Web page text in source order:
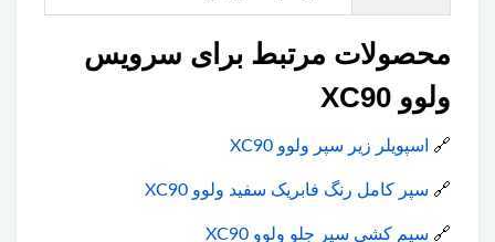
محصولات مرتبط برای سرویس
ولوو XC90
🔗 اسپویلر زیر سپر ولوو XC90
🔗 سپر کامل رنگ فابریک سفید ولوو XC90
🔗 سیم کشی سپر جلو ولوو XC90